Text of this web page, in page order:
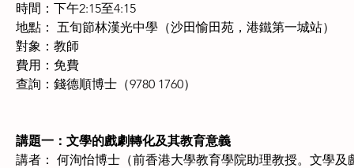
時間：下午2:15至4:15
地點： 五旬節林漢光中學（沙田愉田苑，港鐵第一城站）
對象：教師
費用：免費
查詢：錢德順博士（9780 1760）
講題一：文學的戲劇轉化及其教育意義
講者： 何洵怡博士（前香港大學教育學院助理教授。文學